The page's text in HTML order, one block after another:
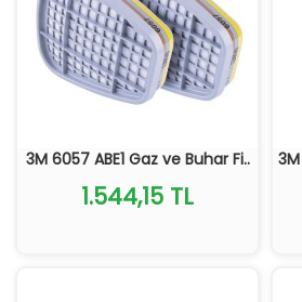
3M 6057 ABE1 Gaz ve Buhar Fi..
1.544,15 TL